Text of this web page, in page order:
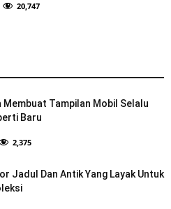
20,747
Membuat Tampilan Mobil Selalu
Baru
2,375
Jadul Dan Antik Yang Layak Untuk